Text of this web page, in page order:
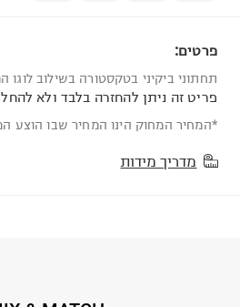
פרטים:
תחתוני ביקיני בטקסטורה בשילוב לוגו
פריט זה ניתן להחזרה בלבד ולא
*המחיר המחוק הינו המחיר שבו הוצע
מדריך מידות